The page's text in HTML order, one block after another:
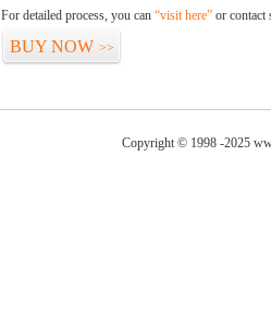
For detailed process, you can “visit here” or contact
BUY NOW >>
Copyright © 1998 -2025